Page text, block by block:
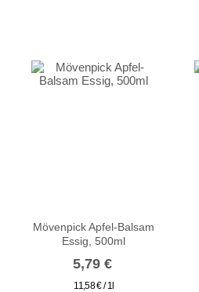
Mövenpick Apfel-Balsam
Essig, 500ml
5,79 €
11,58 € / 1l